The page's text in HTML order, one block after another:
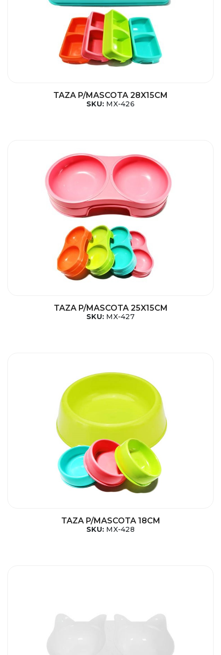
TAZA P/MASCOTA 28X15CM
SKU: MX-426
TAZA P/MASCOTA 25X15CM
SKU: MX-427
TAZA P/MASCOTA 18CM
SKU: MX-428